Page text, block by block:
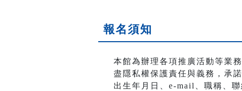
報名須知
本館為辦理各項推廣活動等業
盡隱私權保護責任與義務，承
出生年月日、e-mail、職稱、